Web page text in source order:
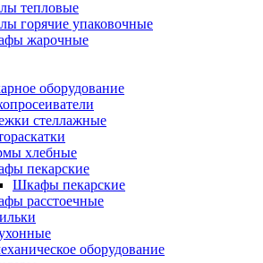
тепловые
горячие упаковочные
жарочные
оборудование
стеллажные
хлебные
пекарские
Шкафы пекарские
расстоечные
оборудование